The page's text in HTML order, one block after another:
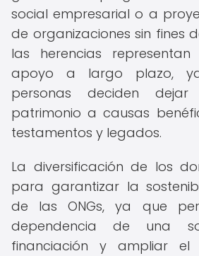
social empresarial o a
de organizaciones sin fines
las herencias
apoyo a largo plazo,
personas deciden
patrimonio a causas
testamentos y legados.
La diversificación de los
para garantizar la
de las ONGs, ya que
dependencia de una
financiación y ampliar